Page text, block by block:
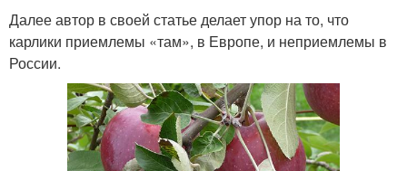
Далее автор в своей статье делает упор на то, что
карлики приемлемы «там», в Европе, и неприемлемы в
России.